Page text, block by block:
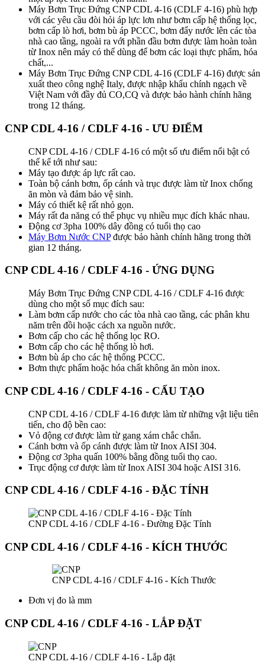
Máy Bơm Trục Đứng CNP CDL 4-16 (CDLF 4-16) phù hợp
với các yêu cầu đòi hỏi áp lực lơn như bơm cấp hệ thống lọc,
bơm cấp lò hơi, bơm bù áp PCCC, bơm đẩy nước lên các tòa
nhà cao tầng, ngoài ra với phần đầu bơm được làm hoàn toàn
từ Inox nên máy có thể dùng để bơm các loại thực phẩm, hóa
chất,...
Máy Bơm Trục Đứng CNP CDL 4-16 (CDLF 4-16) được sản
xuất theo công nghệ Italy, được nhập khẩu chính ngạch về
Việt Nam với đầy đủ CO,CQ và được bảo hành chính hãng
trong 12 tháng.
CNP CDL 4-16 / CDLF 4-16 - ƯU ĐIỂM
CNP CDL 4-16 / CDLF 4-16 có một số ưu điểm nổi bật có
thể kể tới như sau:
Máy tạo được áp lực rất cao.
Toàn bộ cánh bơm, ốp cánh và trục được làm từ Inox chống
ăn mòn và đảm bảo vệ sinh.
Máy có thiết kệ rất nhỏ gọn.
Máy rất đa năng có thể phục vụ nhiều mục đích khác nhau.
Động cơ 3pha 100% dây đồng có tuổi thọ cao
Máy Bơm Nước CNPđược bảo hành chính hãng trong thời
gian 12 tháng.
CNP CDL 4-16 / CDLF 4-16 - ỨNG DỤNG
Máy Bơm Trục Đứng CNP CDL 4-16 / CDLF 4-16 được
dùng cho một số mục đích sau:
Làm bơm cấp nước cho các tòa nhà cao tầng, các phân khu
năm trên đồi hoặc cách xa nguồn nước.
Bơm cấp cho các hệ thống lọc RO.
Bơm cấp cho các hệ thống lò hơi.
Bơm bù áp cho các hệ thống PCCC.
Bơm thực phẩm hoặc hóa chất không ăn mòn inox.
CNP CDL 4-16 / CDLF 4-16 - CẤU TẠO
CNP CDL 4-16 / CDLF 4-16 được làm từ những vật liệu tiên
tiến, cho độ bền cao:
Vỏ động cơ được làm từ gang xám chắc chắn.
Cánh bơm và ốp cánh được làm từ Inox AISI 304.
Động cơ 3pha quấn 100% bằng đồng tuổi thọ cao.
Trục động cơ được làm từ Inox AISI 304 hoặc AISI 316.
CNP CDL 4-16 / CDLF 4-16 - ĐẶC TÍNH
CNP CDL 4-16 / CDLF 4-16 - Đường Đặc Tính
CNP CDL 4-16 / CDLF 4-16 - KÍCH THƯỚC
CNP CDL 4-16 / CDLF 4-16 - Kích Thước
Đơn vị đo là mm
CNP CDL 4-16 / CDLF 4-16 - LẮP ĐẶT
CNP CDL 4-16 / CDLF 4-16 - Lắp đặt